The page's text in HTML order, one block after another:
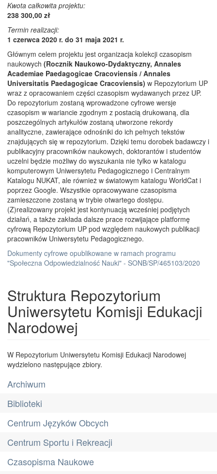
Kwota całkowita projektu:
238 300,00 zł
Termin realizacji:
1 czerwca 2020 r. do 31 maja 2021 r.
Głównym celem projektu jest organizacja kolekcji czasopism
naukowych (Rocznik Naukowo-Dydaktyczny, Annales
Academiae Paedagogicae Cracoviensis / Annales
Universitatis Paedagogicae Cracoviensis) w Repozytorium UP
wraz z opracowaniem części czasopism wydawanych przez UP.
Do repozytorium zostaną wprowadzone cyfrowe wersje
czasopism w wariancie zgodnym z postacią drukowaną, dla
poszczególnych artykułów zostaną utworzone rekordy
analityczne, zawierające odnośniki do ich pełnych tekstów
znajdujących się w repozytorium. Dzięki temu dorobek badawczy i
publikacyjny pracowników naukowych, doktorantów i studentów
uczelni będzie możliwy do wyszukania nie tylko w katalogu
komputerowym Uniwersytetu Pedagogicznego i Centralnym
Katalogu NUKAT, ale również w światowym katalogu WorldCat i
poprzez Google. Wszystkie opracowywane czasopisma
zamieszczone zostaną w trybie otwartego dostępu.
(Z)realizowany projekt jest kontynuacją wcześniej podjętych
działań, a także zakłada dalsze prace rozwijające platformę
cyfrową Repozytorium UP pod względem naukowych publikacji
pracowników Uniwersytetu Pedagogicznego.
Dokumenty cyfrowe opublikowane w ramach programu
"Społeczna Odpowiedzialność Nauki" - SONB/SP/465103/2020
Struktura Repozytorium
Uniwersytetu Komisji Edukacji
Narodowej
W Repozytorium Uniwersytetu Komisji Edukacji Narodowej
wydzielono następujące zbiory.
Archiwum
Biblioteki
Centrum Języków Obcych
Centrum Sportu i Rekreacji
Czasopisma Naukowe